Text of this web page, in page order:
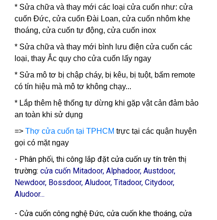
* Sửa chữa và thay mới các loại cửa cuốn như: cửa
cuốn Đức, cửa cuốn Đài Loan, cửa cuốn nhôm khe
thoáng, cửa cuốn tự động, cửa cuốn inox
* Sửa chữa và thay mới bình lưu điện cửa cuốn các
loại, thay Ắc quy cho cửa cuốn lấy ngay
* Sửa mô tơ bị chập cháy, bị kêu, bị tuột, bấm remote
có tín hiệu mà mô tơ không chạy...
* Lắp thêm hệ thống tự dừng khi gặp vật cản đảm bảo
an toàn khi sử dụng
=> Thợ cửa cuốn tại TPHCM trực tại các quận huyện
gọi có mặt ngay
- Phân phối, thi công lắp đặt cửa cuốn uy tín trên thị
trường: cửa cuốn Mitadoor, Alphadoor, Austdoor,
Newdoor, Bossdoor, Aludoor, Titadoor, Citydoor,
Aludoor...
- Cửa cuốn công nghệ Đức, cửa cuốn khe thoáng, cửa